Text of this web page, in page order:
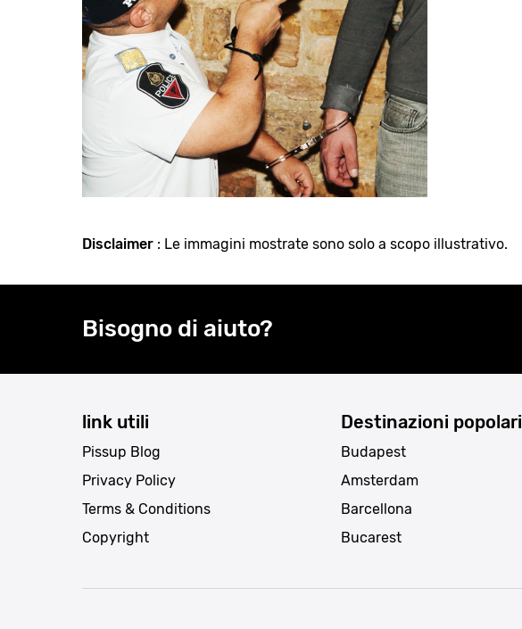
Disclaimer : Le immagini mostrate sono solo a scopo illustrativo.
Bisogno di aiuto?
link utili
Pissup Blog
Privacy Policy
Terms & Conditions
Copyright
Destinazioni popolari
Budapest
Amsterdam
Barcellona
Bucarest